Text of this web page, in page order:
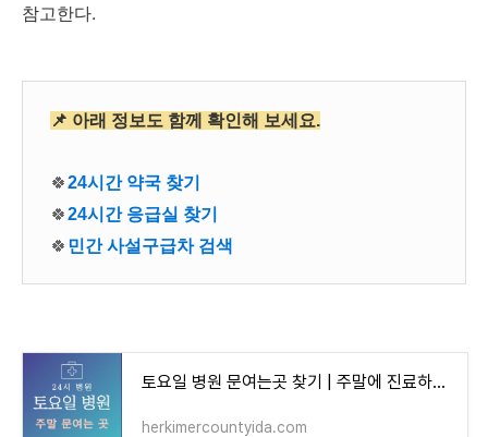
참고한다.
📌 아래 정보도 함께 확인해 보세요.
🍀24시간 약국 찾기
🍀24시간 응급실 찾기
🍀 민간 사설구급차 검색
토요일 병원 문여는곳 찾기 | 주말에 진료하는 24시간 토요일 진료병원
herkimercountyida.com